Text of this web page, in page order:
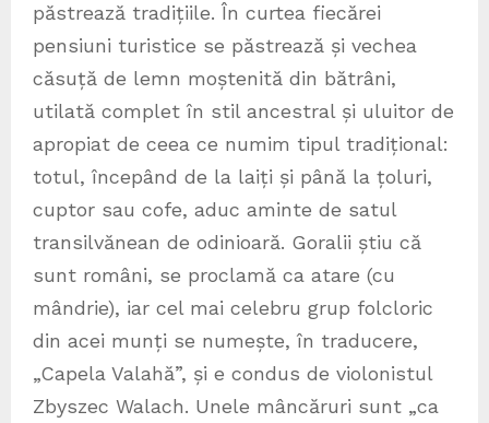
păstrează tradițiile. În curtea fiecărei
pensiuni turistice se păstrează și vechea
căsuță de lemn moștenită din bătrâni,
utilată complet în stil ancestral și uluitor de
apropiat de ceea ce numim tipul tradițional:
totul, începând de la laiți și până la țoluri,
cuptor sau cofe, aduc aminte de satul
transilvănean de odinioară. Goralii știu că
sunt români, se proclamă ca atare (cu
mândrie), iar cel mai celebru grup folcloric
din acei munți se numește, în traducere,
„Capela Valahă”, și e condus de violonistul
Zbyszec Walach. Unele mâncăruri sunt „ca